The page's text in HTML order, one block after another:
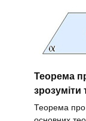
Теорема
зрозуміти
Теорема про